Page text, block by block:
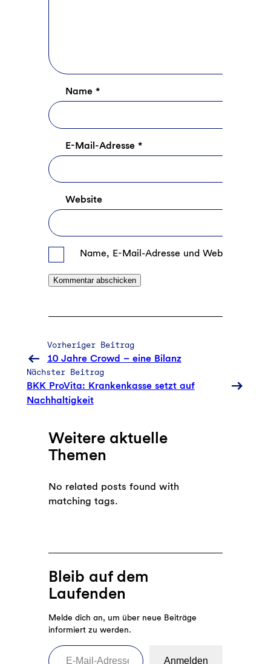
Name *
E-Mail-Adresse *
Website
Name, E-Mail-Adresse und Website in
Vorheriger Beitrag
10 Jahre Crowd – eine Bilanz
Nächster Beitrag
BKK ProVita: Krankenkasse setzt auf
Nachhaltigkeit
Weitere aktuelle
Themen
No related posts found with
matching tags.
Bleib auf dem
Laufenden
Melde dich an, um über neue Beiträge
informiert zu werden.
E-Mail-Adresse eingeben
Anmelden